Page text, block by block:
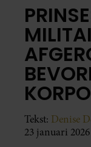
Tekst: Denise
23 januari 2026